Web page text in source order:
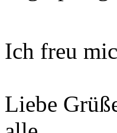
Ich freu
Liebe